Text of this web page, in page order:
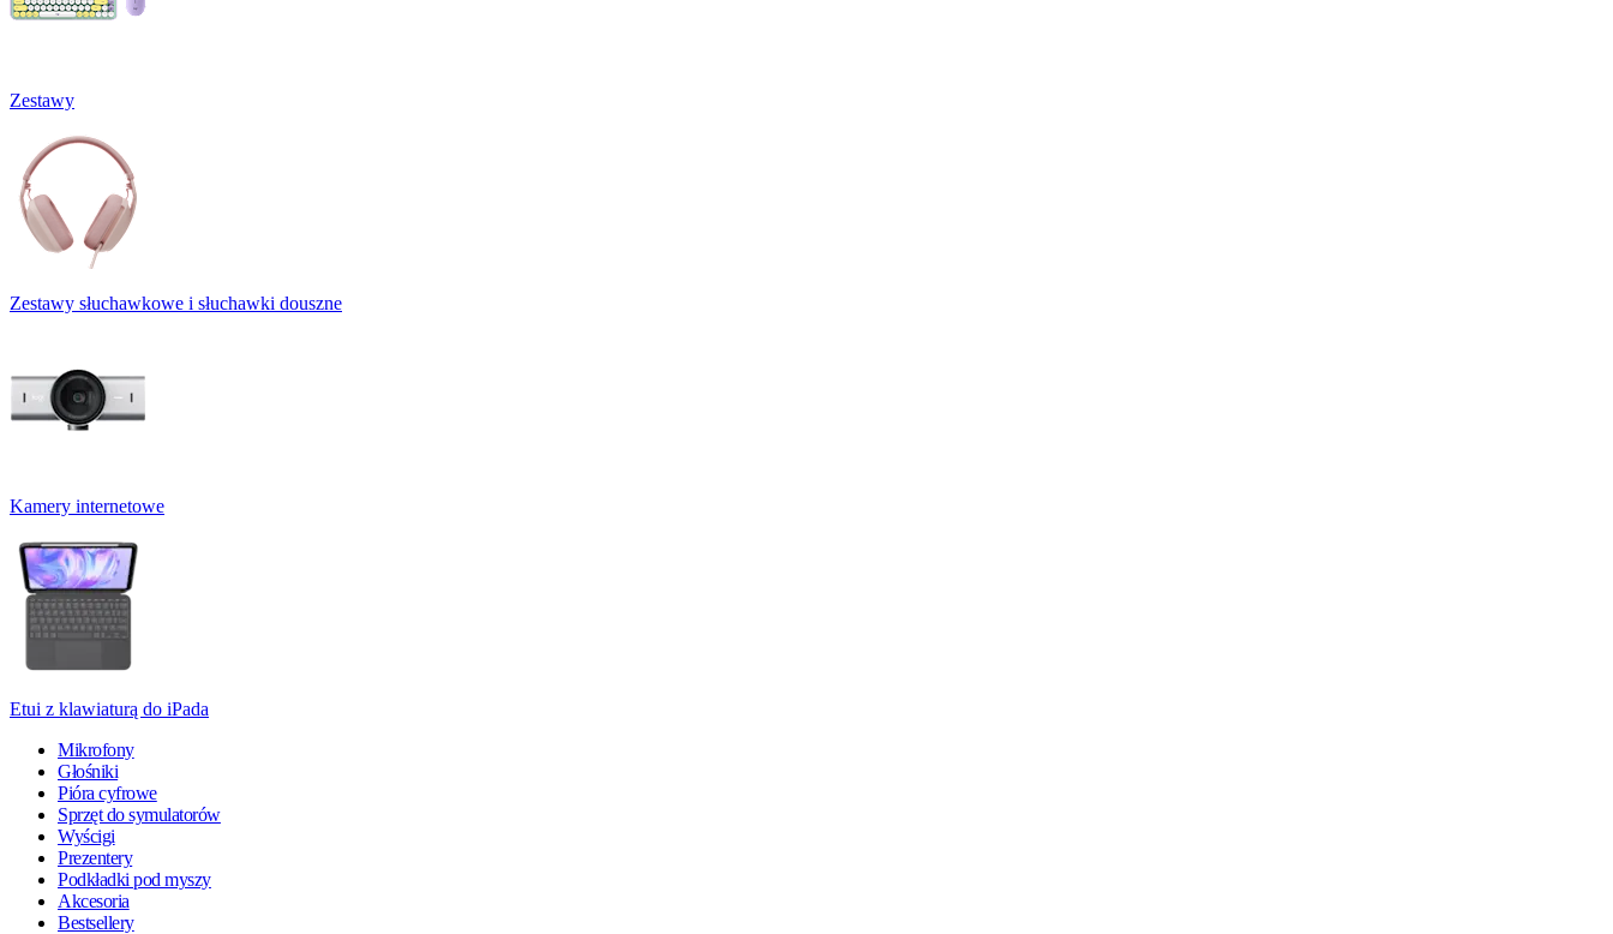
Zestawy
Zestawy słuchawkowe i słuchawki douszne
Kamery internetowe
Etui z klawiaturą do iPada
Mikrofony
Głośniki
Pióra cyfrowe
Sprzęt do symulatorów
Wyścigi
Prezentery
Podkładki pod myszy
Akcesoria
Bestsellery